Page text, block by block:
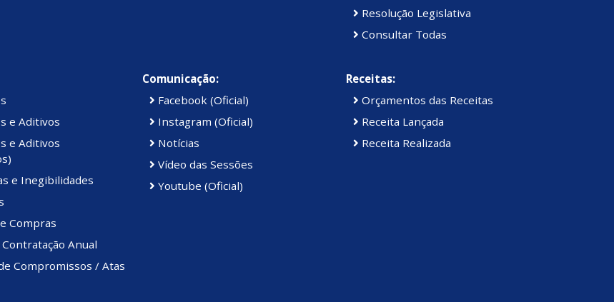
Resolução Legislativa
Consultar Todas
e Aditivos
e Aditivos
e Inegibilidades
Compras
Anual
Compromissos / Atas
Comunicação:
Facebook (Oficial)
Instagram (Oficial)
Notícias
Vídeo das Sessões
Youtube (Oficial)
Receitas:
Orçamentos das Receitas
Receita Lançada
Receita Realizada